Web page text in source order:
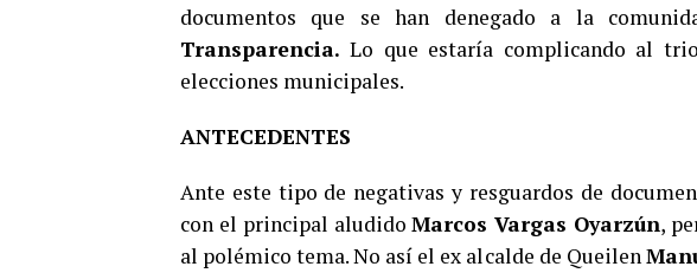
documentos que se han denegado a la
Transparencia.Lo que estaría complicando al
elecciones municipales.
ANTECEDENTES
Ante este tipo de negativas y resguardos de
con el principal aludidoMarcos Vargas Oyarzún,
al polémico tema. No así el ex alcalde de Queilen